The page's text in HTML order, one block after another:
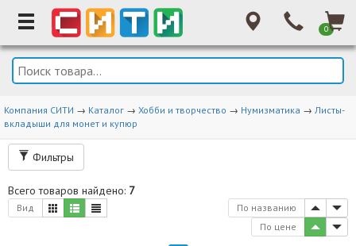
0
Компания СИТИ → Каталог → Хобби и творчество → Нумизматика → Листы-
вкладыши для монет и купюр
Фильтры
Всего товаров найдено: 7
Вид
По названию
По цене